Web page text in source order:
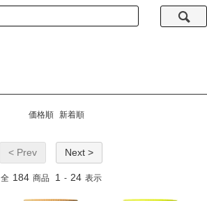
価格順 新着順
< Prev Next >
全 184 商品 1 - 24 表示